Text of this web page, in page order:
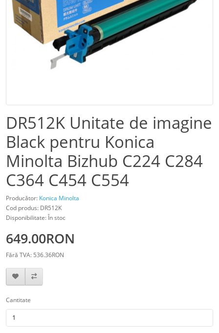
DR512K Unitate de imagine
Black pentru Konica
Minolta Bizhub C224 C284
C364 C454 C554
Producător: Konica Minolta
Cod produs: DR512K
Disponibilitate: În stoc
649.00RON
Fără TVA: 536.36RON
Cantitate